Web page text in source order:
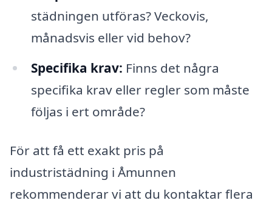
städningen utföras? Veckovis,
månadsvis eller vid behov?
Specifika krav: Finns det några
specifika krav eller regler som måste
följas i ert område?
För att få ett exakt pris på
industristädning i Åmunnen
rekommenderar vi att du kontaktar flera